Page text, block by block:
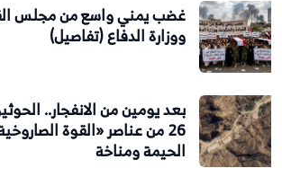
غضب يمني واسع من مجلس
ووزارة الدفاع (تفاصيل)
بعد يومين من الانفجار..
26 من عناصر «القوة
الحيمة ومناخة